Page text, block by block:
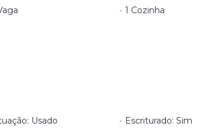
• 1 Cozinha
Usado • Escriturado: Sim